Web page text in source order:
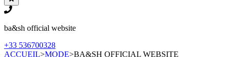
ba&sh official website
+33 536700328
ACCUEIL>MODE>BA&SH OFFICIAL WEBSITE